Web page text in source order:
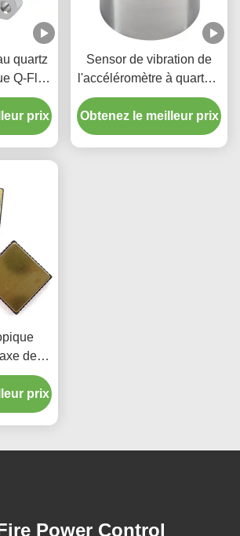
quartz
Q-Flex
pour
prix
Sensor de vibration de
l'accéléromètre à quartz à
axe unique Honeywell Q-
Flex QA-750
Obtenez le meilleur prix
de
avec
la
la
prix
Power Control